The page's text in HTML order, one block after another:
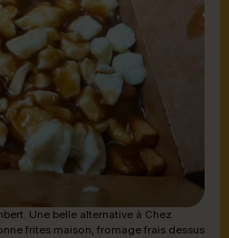
Une belle alternative à Chez
frites maison, fromage frais dessus